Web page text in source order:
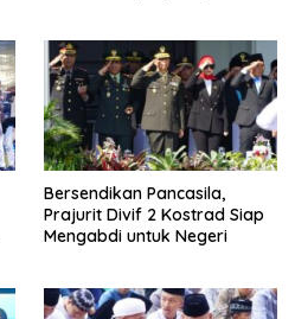
Bersendikan Pancasila,
Prajurit Divif 2 Kostrad Siap
Mengabdi untuk Negeri